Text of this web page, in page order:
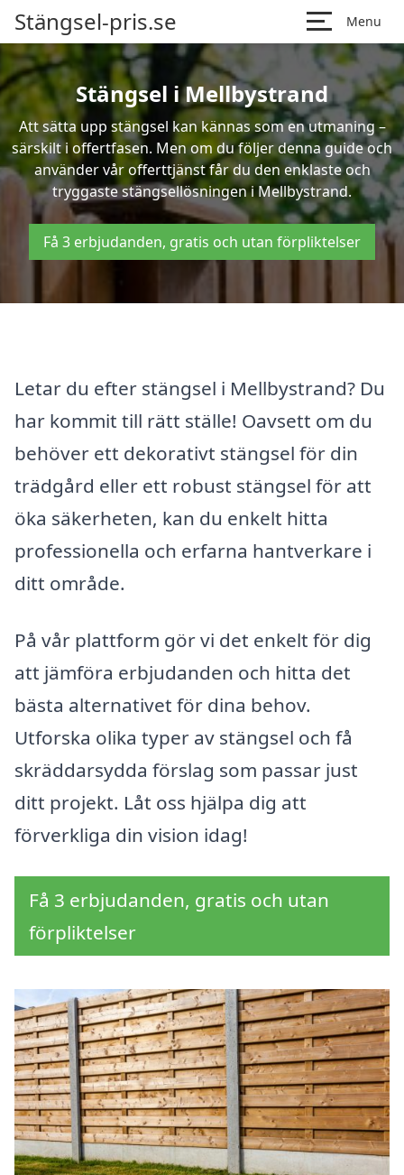
Stängsel-pris.se Menu
Stängsel i Mellbystrand
Att sätta upp stängsel kan kännas som en utmaning –
särskilt i offertfasen. Men om du följer denna guide och
använder vår offerttjänst får du den enklaste och
tryggaste stängsellösningen i Mellbystrand.
Få 3 erbjudanden, gratis och utan förpliktelser
Letar du efter stängsel i Mellbystrand? Du
har kommit till rätt ställe! Oavsett om du
behöver ett dekorativt stängsel för din
trädgård eller ett robust stängsel för att
öka säkerheten, kan du enkelt hitta
professionella och erfarna hantverkare i
ditt område.
På vår plattform gör vi det enkelt för dig
att jämföra erbjudanden och hitta det
bästa alternativet för dina behov.
Utforska olika typer av stängsel och få
skräddarsydda förslag som passar just
ditt projekt. Låt oss hjälpa dig att
förverkliga din vision idag!
Få 3 erbjudanden, gratis och utan
förpliktelser